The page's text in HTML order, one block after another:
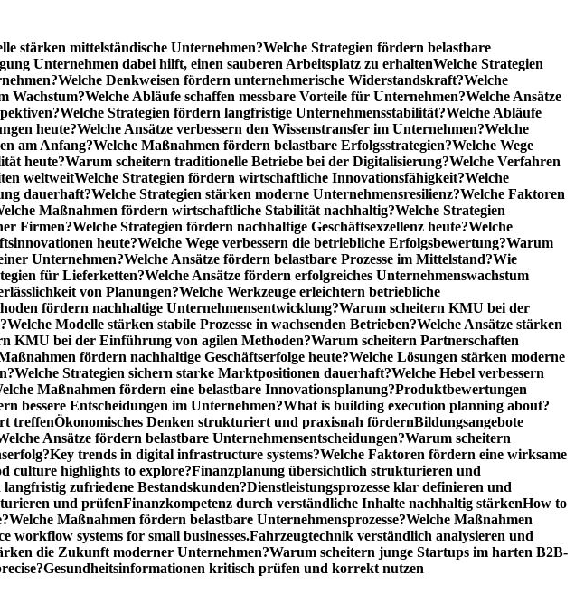
stärken mittelständische Unternehmen?Welche Strategien fördern belastbare
Unternehmen dabei hilft, einen sauberen Arbeitsplatz zu erhaltenWelche Strategien
Welche Denkweisen fördern unternehmerische Widerstandskraft?Welche
Wachstum?Welche Abläufe schaffen messbare Vorteile für Unternehmen?Welche Ansätze
Welche Strategien fördern langfristige Unternehmensstabilität?Welche Abläufe
heute?Welche Ansätze verbessern den Wissenstransfer im Unternehmen?Welche
am Anfang?Welche Maßnahmen fördern belastbare Erfolgsstrategien?Welche Wege
heute?Warum scheitern traditionelle Betriebe bei der Digitalisierung?Welche Verfahren
weltweitWelche Strategien fördern wirtschaftliche Innovationsfähigkeit?Welche
dauerhaft?Welche Strategien stärken moderne Unternehmensresilienz?Welche Faktoren
Maßnahmen fördern wirtschaftliche Stabilität nachhaltig?Welche Strategien
Firmen?Welche Strategien fördern nachhaltige Geschäftsexzellenz heute?Welche
heute?Welche Wege verbessern die betriebliche Erfolgsbewertung?Warum
Unternehmen?Welche Ansätze fördern belastbare Prozesse im Mittelstand?Wie
für Lieferketten?Welche Ansätze fördern erfolgreiches Unternehmenswachstum
von Planungen?Welche Werkzeuge erleichtern betriebliche
fördern nachhaltige Unternehmensentwicklung?Warum scheitern KMU bei der
Welche Modelle stärken stabile Prozesse in wachsenden Betrieben?Welche Ansätze stärken
KMU bei der Einführung von agilen Methoden?Warum scheitern Partnerschaften
fördern nachhaltige Geschäftserfolge heute?Welche Lösungen stärken moderne
Welche Strategien sichern starke Marktpositionen dauerhaft?Welche Hebel verbessern
Maßnahmen fördern eine belastbare Innovationsplanung?Produktbewertungen
bessere Entscheidungen im Unternehmen?What is building execution planning about?
treffenÖkonomisches Denken strukturiert und praxisnah fördernBildungsangebote
Ansätze fördern belastbare Unternehmensentscheidungen?Warum scheitern
Key trends in digital infrastructure systems?Welche Faktoren fördern eine wirksame
culture highlights to explore?Finanzplanung übersichtlich strukturieren und
zufriedene Bestandskunden?Dienstleistungsprozesse klar definieren und
und prüfenFinanzkompetenz durch verständliche Inhalte nachhaltig stärkenHow to
Welche Maßnahmen fördern belastbare Unternehmensprozesse?Welche Maßnahmen
workflow systems for small businesses.Fahrzeugtechnik verständlich analysieren und
die Zukunft moderner Unternehmen?Warum scheitern junge Startups im harten B2B-
Gesundheitsinformationen kritisch prüfen und korrekt nutzen